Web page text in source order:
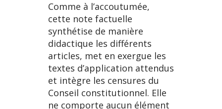
Comme à l’accoutumée,
cette note factuelle
synthétise de manière
didactique les différents
articles, met en exergue les
textes d’application attendus
et intègre les censures du
Conseil constitutionnel. Elle
ne comporte aucun élément